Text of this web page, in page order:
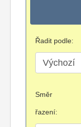
Řadit podle:
Směr
řazení: